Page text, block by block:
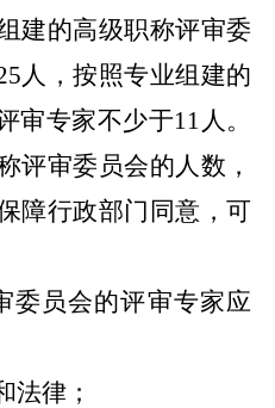
建的高级职称评审委
人，按照专业组建的
审专家不少于11人。
评审委员会的人数，
障行政部门同意，可
委员会的评审专家应
法律；